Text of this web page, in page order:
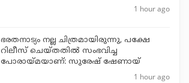
1 hour ago
ഭരതനാട്യം നല്ല ചിത്രമായിരുന്നു, പക്ഷേ
റിലീസ് ചെയ്തതില്‍ സംഭവിച്ച
പോരായ്മയാണ്: സുരേഷ് ഷേണായ്
1 hour ago